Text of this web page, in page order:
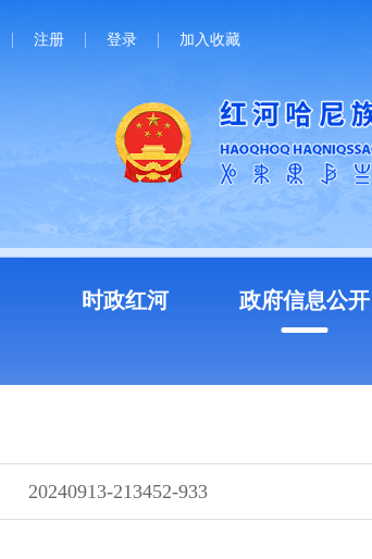
注册 登录 加入收藏
时政红河 政府信息公开
20240913-213452-933